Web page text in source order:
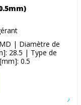
| Diamètre de
28.5 | Type de
0.5